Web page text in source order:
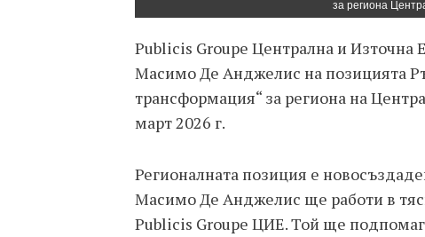
за региона
Publicis Groupe Централна и Източна
Масимо Де Анджелис на позицията
трансформация“ за региона на
март 2026 г.
Регионалната позиция е
Масимо Де Анджелис ще работи в
Publicis Groupe ЦИЕ. Той ще